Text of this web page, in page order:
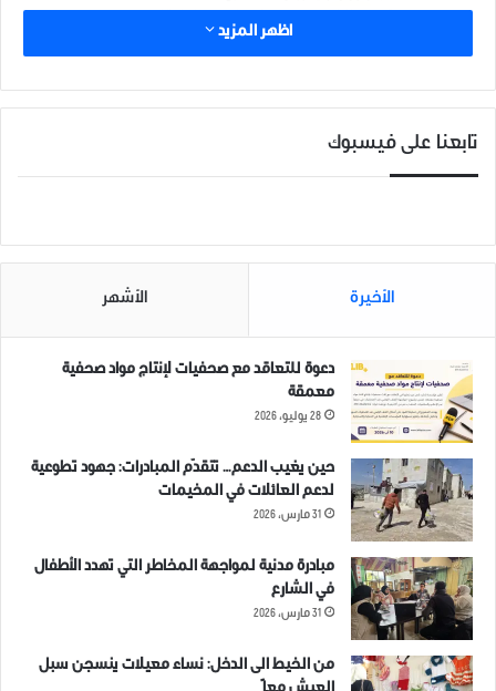
مرتبط
قصف مدفعي مستمر على قرى
وبلدات ريف ادلب الجنوبي
الشرقي وحماة الشمالي
4 فبراير، 2019
ملخص أحداث يوم الأحد 10-11-
قوات النظام تستهدف الأراض
اظهر المزيد
تابعنا على فيسبوك
الأخيرة الأشهر
دعوة للتعاقد مع صحفيات لإنتاج مواد صحفية
معمقة
28 يوليو، 2026
حين يغيب الدعم… تتقدّم المبادرات: جهود تطوعية
لدعم العائلات في المخيمات
31 مارس، 2026
مبادرة مدنية لمواجهة المخاطر التي تهدد الأطفال
في الشارع
31 مارس، 2026
من الخيط الى الدخل: نساء معيلات ينسجن سبل